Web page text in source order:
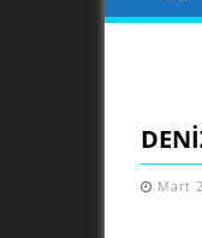
Mart